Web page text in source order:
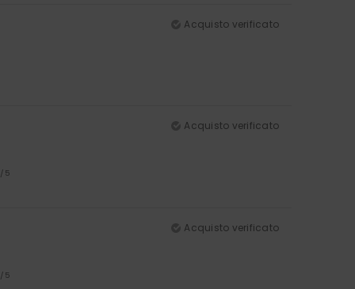
Acquisto verificato
Acquisto verificato
/5
Acquisto verificato
/5